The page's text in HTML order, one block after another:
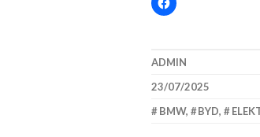
ADMIN
23/07/2025
BMW, BYD,